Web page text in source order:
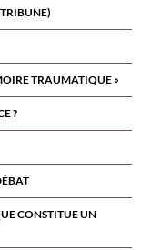
TRAUMATIQUE »
?
CONSTITUE UN